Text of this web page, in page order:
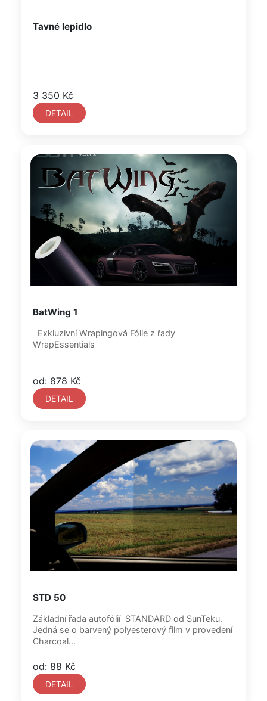
Tavné lepidlo
3 350 Kč
DETAIL
BatWing 1
Exkluzivní Wrapingová Fólie z řady
WrapEssentials
od: 878 Kč
DETAIL
STD 50
Základní řada autofólií STANDARD od SunTeku.
Jedná se o barvený polyesterový film v provedení
Charcoal...
od: 88 Kč
DETAIL